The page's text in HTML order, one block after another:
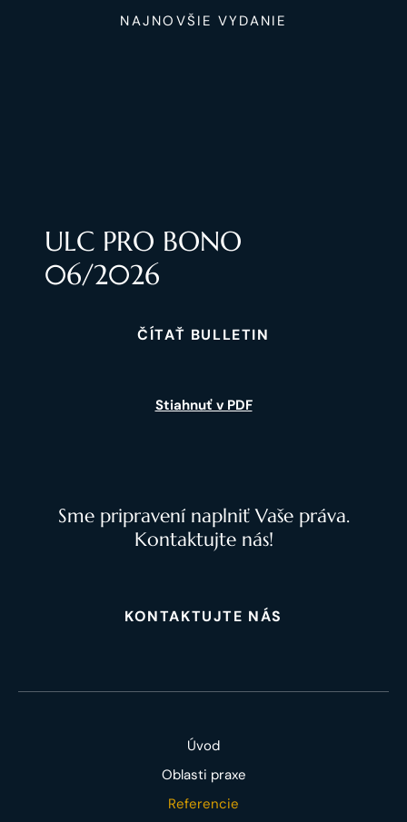
NAJNOVŠIE VYDANIE
ULC PRO BONO
06/2026
ČÍTAŤ BULLETIN
Stiahnuť v PDF
Sme pripravení naplniť Vaše práva.
Kontaktujte nás!
KONTAKTUJTE NÁS
Úvod
Oblasti praxe
Referencie